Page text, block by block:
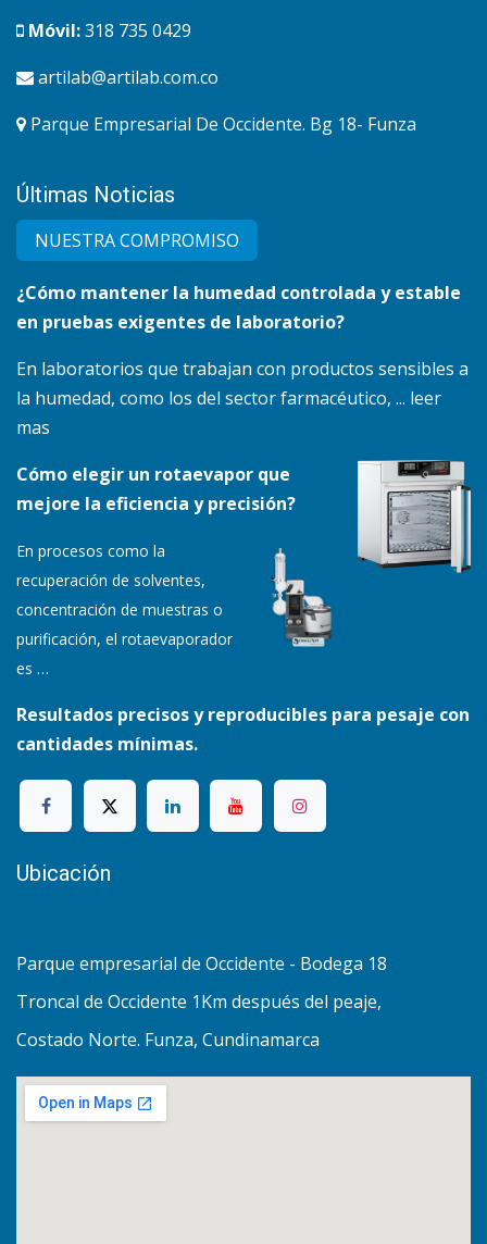
Móvil:318 735 0429
artilab@artilab.com.co
Parque Empresarial De Occidente. Bg 18- Funza
Últimas Noticias
NUESTRA COMPRO​MISO
¿Cómo mantener la humedad controlada y estable
en pruebas exigentes de laboratorio?
En laboratorios que trabajan con productos sensibles a
la humedad, como los del sector farmacéutico, ... leer
mas
Cómo elegir un rotaevapor que
mejore la eficiencia y precisión?
En procesos como la
recuperación de solventes,
concentración de muestras o
purificación, el rotaevaporador
es …
Resultados precisos y reproducibles para pesaje con
cantidades mínimas.
Ubicación
Parque empresarial de Occidente - Bodega 18
Troncal de Occidente 1Km después del peaje,
Costado Norte. Funza, Cundinamarca